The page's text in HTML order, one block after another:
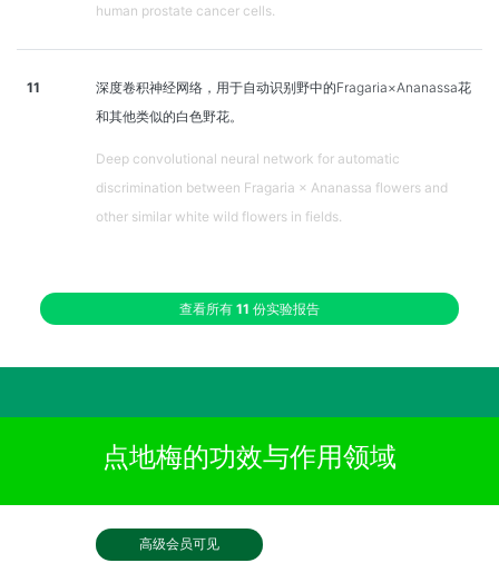
human prostate cancer cells.
11
深度卷积神经网络，用于自动识别野中的Fragaria×Ananassa花
和其他类似的白色野花。
Deep convolutional neural network for automatic
discrimination between Fragaria × Ananassa flowers and
other similar white wild flowers in fields.
查看所有 11 份实验报告
点地梅的功效与作用领域
高级会员可见